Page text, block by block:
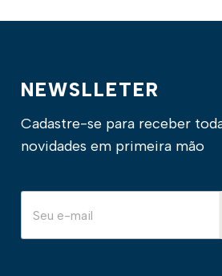
NEWSLLETER
Cadastre-se para receber
novidades em primeira mão